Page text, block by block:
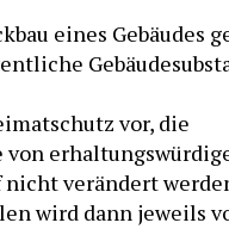
eines Gebäudes
vor, die
von
nicht verändert
wird dann jeweils